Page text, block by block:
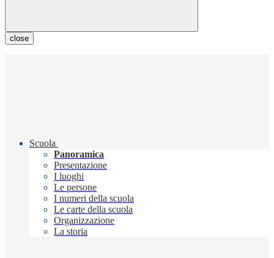
close
Scuola
Panoramica
Presentazione
I luoghi
Le persone
I numeri della scuola
Le carte della scuola
Organizzazione
La storia